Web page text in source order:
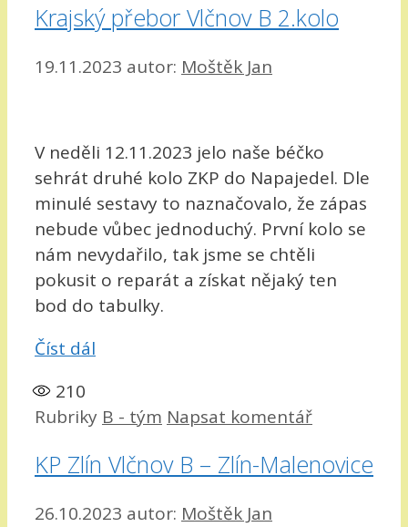
Krajský přebor Vlčnov B 2.kolo
19.11.2023 autor: Moštěk Jan
V neděli 12.11.2023 jelo naše béčko
sehrát druhé kolo ZKP do Napajedel. Dle
minulé sestavy to naznačovalo, že zápas
nebude vůbec jednoduchý. První kolo se
nám nevydařilo, tak jsme se chtěli
pokusit o reparát a získat nějaký ten
bod do tabulky.
Číst dál
210
Rubriky B - tým Napsat komentář
KP Zlín Vlčnov B – Zlín-Malenovice
26.10.2023 autor: Moštěk Jan